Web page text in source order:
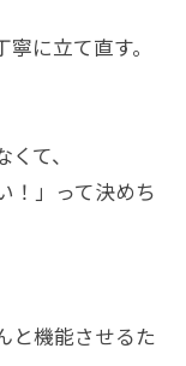
に立て直す。
て、
！」って決めち
と機能させるた